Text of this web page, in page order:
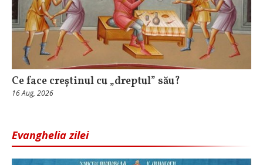
Ce face creștinul cu „dreptul” său?
16 Aug, 2026
Evanghelia zilei